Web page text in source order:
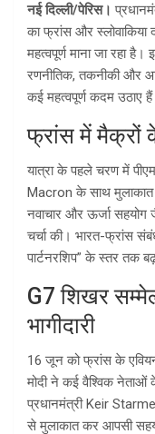
नई दिल्ली/पेरिस।
का फ्रांस और स्लोवाकिया
महत्वपूर्ण माना जा रहा
रणनीतिक, तकनीकी और
कई महत्वपूर्ण कदम उठाए
फ्रांस में मैक्रों
यात्रा के पहले चरण में
Macron के साथ मुलाकात
नवाचार और ऊर्जा
चर्चा की। भारत-फ्रांस
पार्टनरशिप” के स्तर तक
G7 शिखर
भागीदारी
16 जून को फ्रांस के
मोदी ने कई वैश्विक नेताओं
प्रधानमंत्री Keir
से मुलाकात कर आपसी